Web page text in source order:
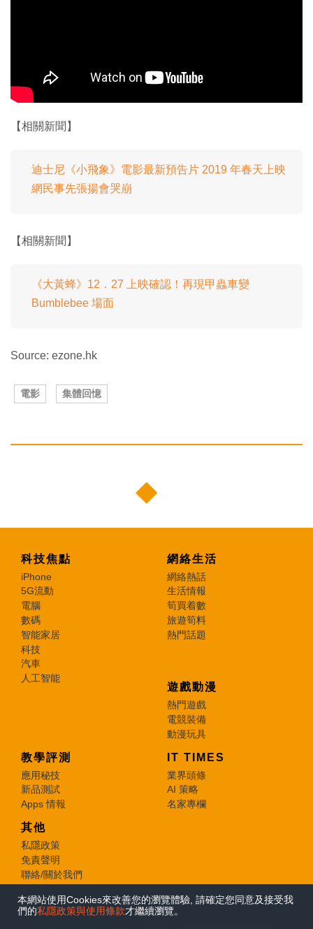
本網站使用Cookies來改善您的瀏覽體驗, 請確定您同意及接受我
們的私隱政策與使用條款才繼續瀏覽。
【相關新聞】
迪士尼《小飛象》電影最新預告片 2019 年春天上映
網民事先張揚會哭崩
【相關新聞】
《大黃蜂》12．27 上映確認！再現甲蟲車變
Bumblebee 場面
Source: ezone.hk
電影 集體回憶
科技焦點
iPhone
5G流動
電腦
數碼
智能家居
科技
汽車
人工智能
網絡生活
網絡熱話
生活情報
筍買着數
旅遊筍料
熱門話題
遊戲動漫
熱門遊戲
電競裝備
動漫玩具
教學評測
應用秘技
新品測試
Apps 情報
IT TIMES
業界頭條
AI 策略
名家專欄
其他
私隱政策
免責聲明
聯絡/關於我們
© 2026 e-zone. All Rights Reserved.